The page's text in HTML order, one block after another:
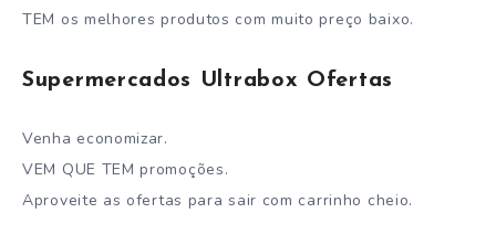
TEM os melhores produtos com muito preço baixo.
Supermercados Ultrabox Ofertas
Venha economizar.
VEM QUE TEM promoções.
Aproveite as ofertas para sair com carrinho cheio.